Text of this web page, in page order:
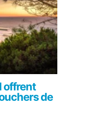
offrent
de